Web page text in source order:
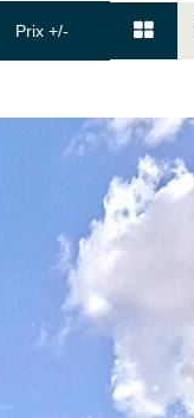
Prix +/-